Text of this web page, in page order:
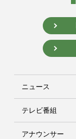
ニュース
テレビ番組
アナウンサー